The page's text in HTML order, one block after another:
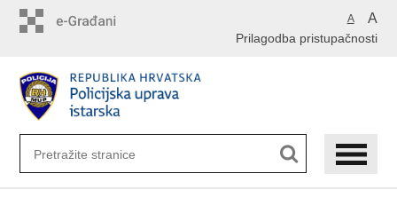
A A
Prilagodba pristupačnosti